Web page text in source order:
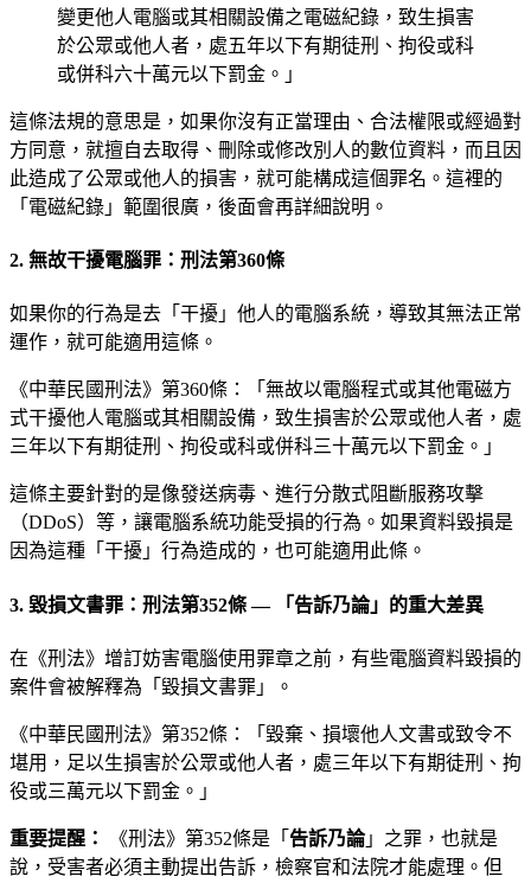
變更他人電腦或其相關設備之電磁紀錄，致生損害
於公眾或他人者，處五年以下有期徒刑、拘役或科
或併科六十萬元以下罰金。」
這條法規的意思是，如果你沒有正當理由、合法權限或經過對
方同意，就擅自去取得、刪除或修改別人的數位資料，而且因
此造成了公眾或他人的損害，就可能構成這個罪名。這裡的
「電磁紀錄」範圍很廣，後面會再詳細說明。
2. 無故干擾電腦罪：刑法第360條
如果你的行為是去「干擾」他人的電腦系統，導致其無法正常
運作，就可能適用這條。
《中華民國刑法》第360條：「無故以電腦程式或其他電磁方
式干擾他人電腦或其相關設備，致生損害於公眾或他人者，處
三年以下有期徒刑、拘役或科或併科三十萬元以下罰金。」
這條主要針對的是像發送病毒、進行分散式阻斷服務攻擊
（DDoS）等，讓電腦系統功能受損的行為。如果資料毀損是
因為這種「干擾」行為造成的，也可能適用此條。
3. 毀損文書罪：刑法第352條 — 「告訴乃論」的重大差異
在《刑法》增訂妨害電腦使用罪章之前，有些電腦資料毀損的
案件會被解釋為「毀損文書罪」。
《中華民國刑法》第352條：「毀棄、損壞他人文書或致令不
堪用，足以生損害於公眾或他人者，處三年以下有期徒刑、拘
役或三萬元以下罰金。」
重要提醒： 《刑法》第352條是「 告訴乃論」之罪，也就是
說，受害者必須主動提出告訴，檢察官和法院才能處理。但